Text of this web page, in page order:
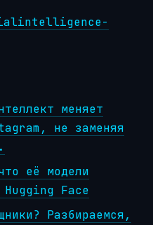
меняет
не заменяя
её модели
Hugging Face
Разбираемся,